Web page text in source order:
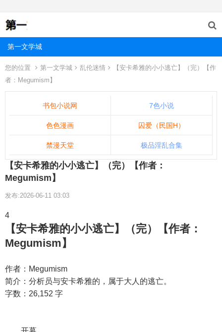
第一文学城
您的位置 第一文学城 乱伦迷情
【安卡希雅的小小逃亡】（完）【作
者：Megumism】
书包小说网 7色小说
色色漫画 囚爱（民国H）
禁漫天堂 极品淫乱合集
【安卡希雅的小小逃亡】（完）【作者：
Megumism】
发布:2026-06-11 03:03
4
【安卡希雅的小小逃亡】（完）【作者：
Megumism】
作者：Megumism
简介：分析员与安卡希雅的，属于大人的逃亡。
字数：26,152 字